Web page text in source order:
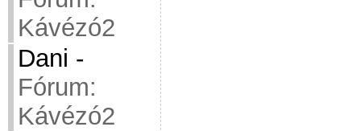
Kávézó2
Dani -
Fórum:
Kávézó2